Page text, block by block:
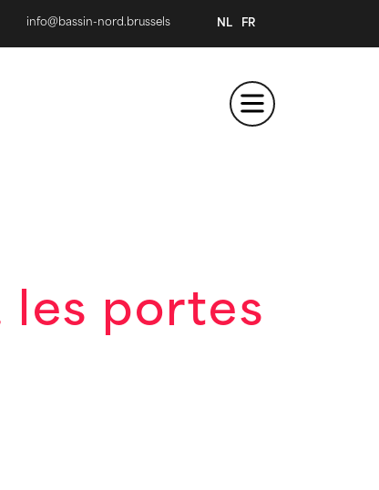
info@bassin-nord.brussels NL FR
les portes